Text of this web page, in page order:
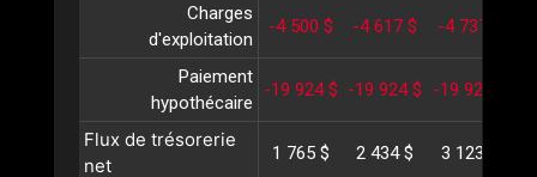
Charges
d'exploitation
-4 500 $ -4 617 $ -4 737 $
Paiement
hypothécaire
-19 924 $ -19 924 $ -19 924 $
Flux de trésorerie
net
1 765 $ 2 434 $ 3 123 $